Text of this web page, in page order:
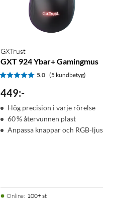
GXTrust
GXT 924 Ybar+ Gamingmus
5.0 (5 kundbetyg)
449:-
Hög precision i varje rörelse
60 % återvunnen plast
Anpassa knappar och RGB-ljus
Online: 100+ st